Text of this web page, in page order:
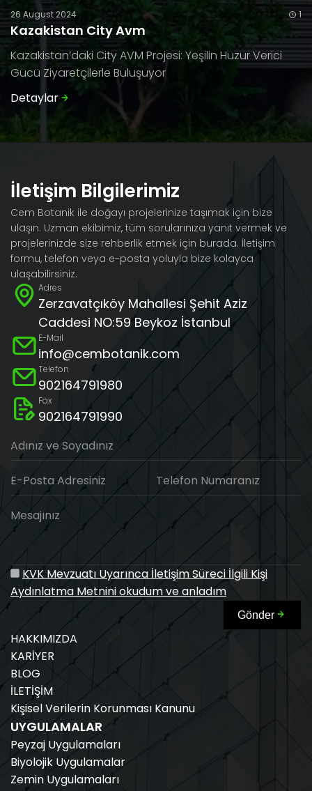
26 August 2024 1
Kazakistan City Avm
Kazakistan’daki City AVM Projesi: Yeşilin Huzur Verici
Gücü Ziyaretçilerle Buluşuyor
Detaylar
İletişim Bilgilerimiz
Cem Botanik ile doğayı projelerinize taşımak için bize
ulaşın. Uzman ekibimiz, tüm sorularınıza yanıt vermek ve
projelerinizde size rehberlik etmek için burada. İletişim
formu, telefon veya e-posta yoluyla bize kolayca
ulaşabilirsiniz.
Adres
Zerzavatçıköy Mahallesi Şehit Aziz
Caddesi NO:59 Beykoz İstanbul
E-Mail
info@cembotanik.com
Telefon
902164791980
Fax
902164791990
Adınız ve Soyadınız
E-Posta Adresiniz Telefon Numaranız
Mesajınız
KVK Mevzuatı Uyarınca İletişim Süreci İlgili Kişi
Aydınlatma Metnini okudum ve anladım
Gönder
HAKKIMIZDA
KARİYER
BLOG
İLETİŞİM
Kişisel Verilerin Korunması Kanunu
UYGULAMALAR
Peyzaj Uygulamaları
Biyolojik Uygulamalar
Zemin Uygulamaları